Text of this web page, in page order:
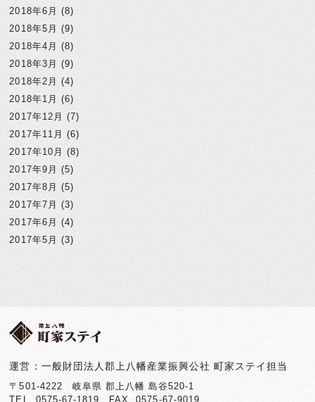
2018年6月 (8)
2018年5月 (9)
2018年4月 (8)
2018年3月 (9)
2018年2月 (4)
2018年1月 (6)
2017年12月 (7)
2017年11月 (6)
2017年10月 (8)
2017年9月 (5)
2017年8月 (5)
2017年7月 (3)
2017年6月 (4)
2017年5月 (3)
運営：一般財団法人郡上八幡産業振興公社 町家ステイ担当
〒501-4222 岐阜県 郡上八幡 島谷520-1
TEL. 0575-67-1819 FAX. 0575-67-9019